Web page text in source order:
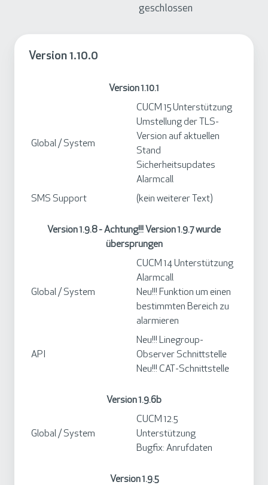
geschlossen
V
Version 1.10.0
Version 1.10.1
Global / System
CUCM 15 Unterstützung
Umstellung der TLS-
Version auf aktuellen
Stand
Sicherheitsupdates
Alarmcall
SMS Support
(kein weiterer Text)
Version 1.9.8 - Achtung!!! Version 1.9.7 wurde
übersprungen
Global / System
CUCM 14 Unterstützung
Alarmcall
Neu!!! Funktion um einen
bestimmten Bereich zu
alarmieren
API
Neu!!! Linegroup-
Observer Schnittstelle
Neu!!! CAT-Schnittstelle
Version 1.9.6b
Global / System
CUCM 12.5
Unterstützung
Bugfix: Anrufdaten
Version 1.9.5